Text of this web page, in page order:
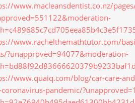
www.macleansdentist.co.nz/
www.rachelthemathtutor.com/
?unapproved=94077&moderation-
www.quaiq.com/blog/car-care-
coronavirus-pandemic/